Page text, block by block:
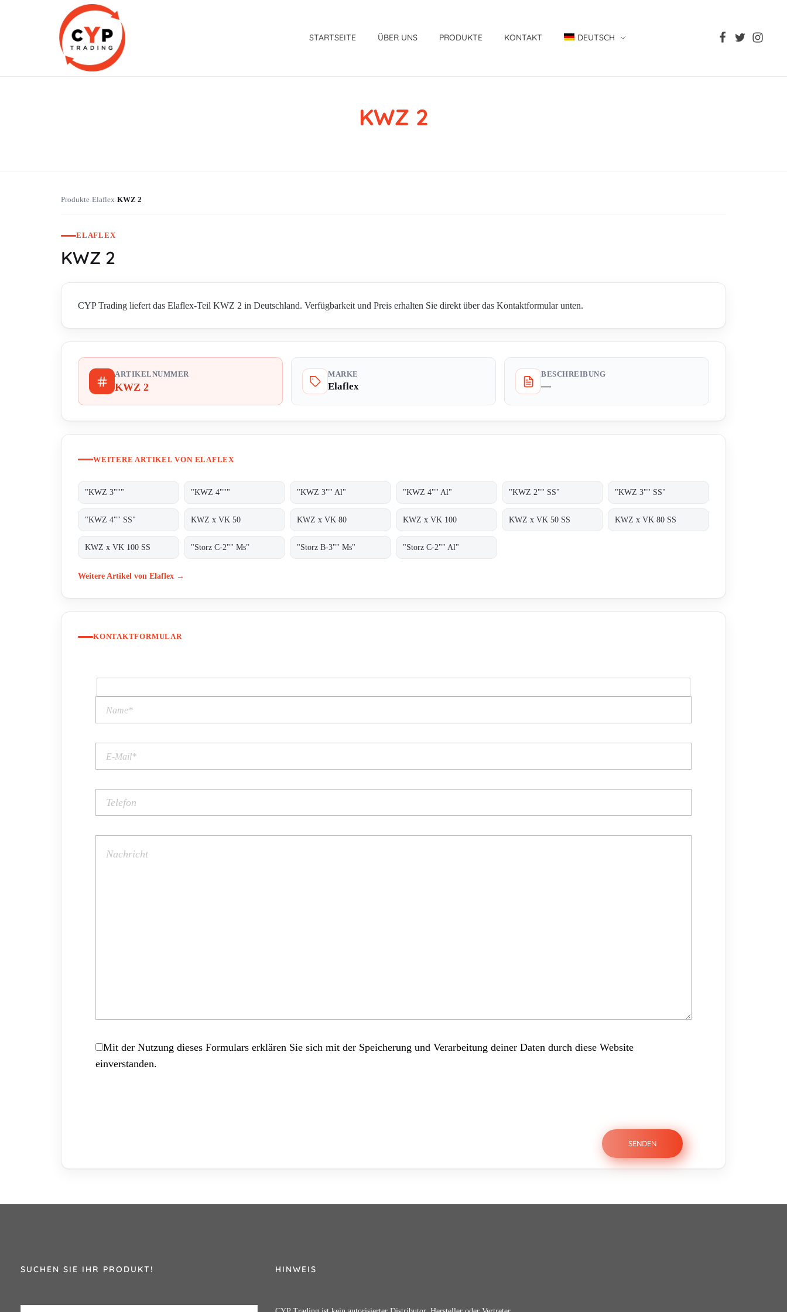
STARTSEITE ÜBER UNS PRODUKTE KONTAKT DEUTSCH
KWZ 2
Produkte›Elaflex›KWZ 2
ELAFLEX
KWZ 2
CYP Trading liefert das Elaflex-Teil KWZ 2 in Deutschland. Verfügbarkeit und Preis erhalten Sie direkt über das Kontaktformular unten.
ARTIKELNUMMER
KWZ 2
MARKE
Elaflex
BESCHREIBUNG
—
WEITERE ARTIKEL VON ELAFLEX
"KWZ 3""" "KWZ 4""" "KWZ 3"" Al" "KWZ 4"" Al" "KWZ 2"" SS" "KWZ 3"" SS"
"KWZ 4"" SS" KWZ x VK 50 KWZ x VK 80 KWZ x VK 100 KWZ x VK 50 SS KWZ x VK 80 SS
KWZ x VK 100 SS "Storz C-2"" Ms" "Storz B-3"" Ms" "Storz C-2"" Al"
Weitere Artikel von Elaflex →
KONTAKTFORMULAR
Mit der Nutzung dieses Formulars erklären Sie sich mit der Speicherung und Verarbeitung deiner Daten durch diese Website
einverstanden.
SUCHEN SIE IHR PRODUKT! HINWEIS